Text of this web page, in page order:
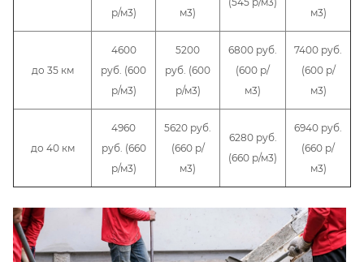
р/м3)
м3)
м3)
до 35 км
4600
руб. (600
р/м3)
5200
руб. (600
р/м3)
6800 руб.
(600 р/
м3)
7400 руб.
(600 р/
м3)
до 40 км
4960
руб. (660
р/м3)
5620 руб.
(660 р/
м3)
6280 руб.
(660 р/м3)
6940 руб.
(660 р/
м3)